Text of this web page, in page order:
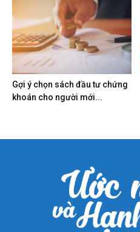
Gợi ý chọn sách đầu tư chứng
khoán cho người mới...